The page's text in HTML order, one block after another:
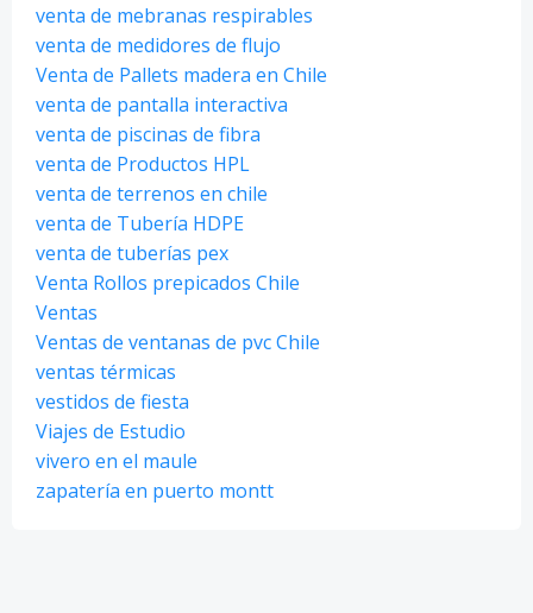
venta de mebranas respirables
venta de medidores de flujo
Venta de Pallets madera en Chile
venta de pantalla interactiva
venta de piscinas de fibra
venta de Productos HPL
venta de terrenos en chile
venta de Tubería HDPE
venta de tuberías pex
Venta Rollos prepicados Chile
Ventas
Ventas de ventanas de pvc Chile
ventas térmicas
vestidos de fiesta
Viajes de Estudio
vivero en el maule
zapatería en puerto montt